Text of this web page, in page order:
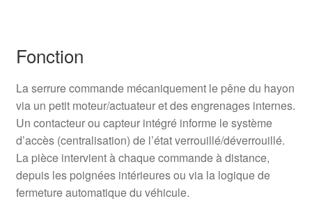
Fonction
La serrure commande mécaniquement le pêne du hayon
via un petit moteur/actuateur et des engrenages internes.
Un contacteur ou capteur intégré informe le système
d’accès (centralisation) de l’état verrouillé/déverrouillé.
La pièce intervient à chaque commande à distance,
depuis les poignées intérieures ou via la logique de
fermeture automatique du véhicule.